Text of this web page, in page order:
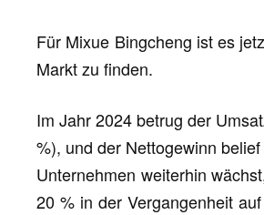
Für Mixue Bingcheng ist es
Markt zu finden.
Im Jahr 2024 betrug der
%), und der Nettogewinn
Unternehmen weiterhin
20 % in der Vergangenheit